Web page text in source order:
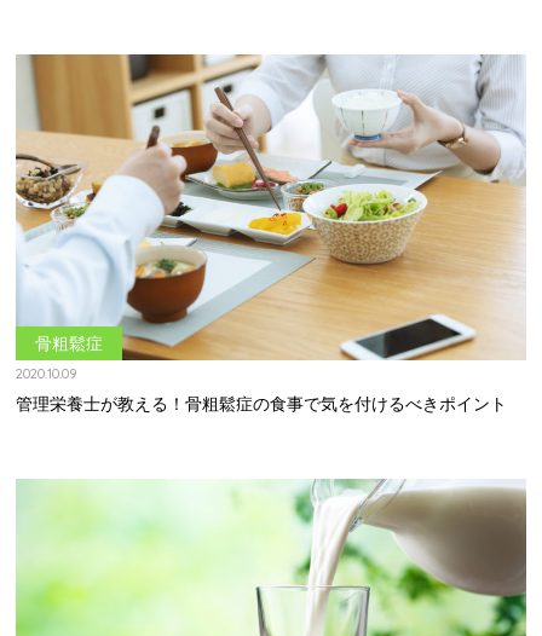
骨粗鬆症
2020.10.09
管理栄養士が教える！骨粗鬆症の食事で気を付けるべきポイント